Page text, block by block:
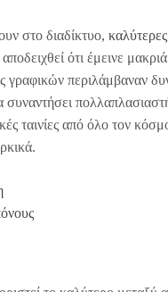
στο διαδίκτυο,
ότι έμεινε
γραφικών περιλάμβαναν
συναντήσει
ταινίες από όλο τον